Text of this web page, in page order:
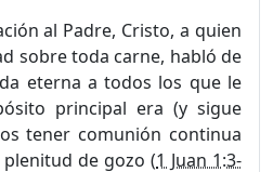
al Padre, Cristo, a quien
sobre toda carne, habló de
eterna a todos los que le
principal era (y sigue
tener comunión continua
de gozo (1 Juan 1:3-